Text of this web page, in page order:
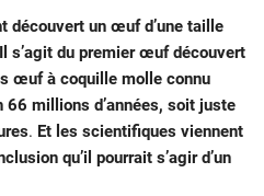
découvert un œuf d’une taille
s’agit du premier œuf découvert
œuf à coquille molle connu
66 millions d’années, soit juste
. Et les scientifiques viennent
qu’il pourrait s’agir d’un